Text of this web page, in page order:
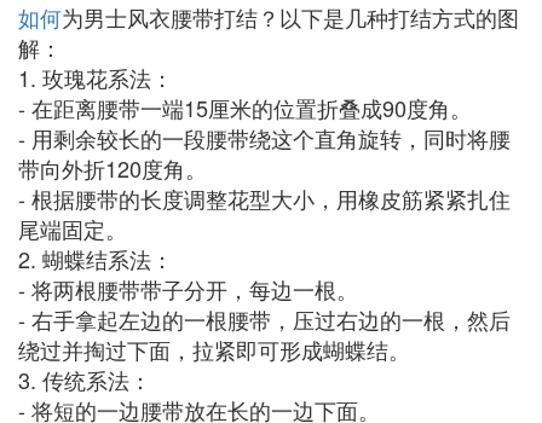
如何为男士风衣腰带打结？以下是几种打结方式的图
解：
1. 玫瑰花系法：
- 在距离腰带一端15厘米的位置折叠成90度角。
- 用剩余较长的一段腰带绕这个直角旋转，同时将腰
带向外折120度角。
- 根据腰带的长度调整花型大小，用橡皮筋紧紧扎住
尾端固定。
2. 蝴蝶结系法：
- 将两根腰带带子分开，每边一根。
- 右手拿起左边的一根腰带，压过右边的一根，然后
绕过并掏过下面，拉紧即可形成蝴蝶结。
3. 传统系法：
- 将短的一边腰带放在长的一边下面。